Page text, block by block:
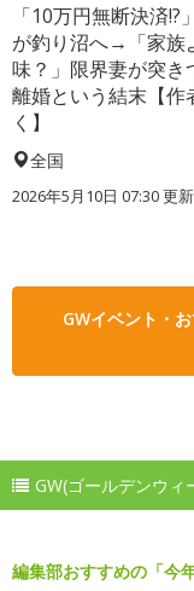
「10万円無断決済!?
が釣り沼へ→「家族
味？」限界妻が突き
離婚という結末【作
く】
全国
2026年5月10日 07:30 更新
GWイベント・
GW(ゴールデンウ
編集部おすすめの「今